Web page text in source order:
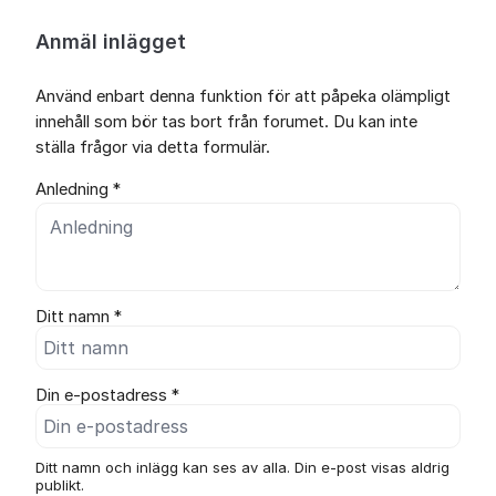
Anmäl inlägget
Använd enbart denna funktion för att påpeka olämpligt
innehåll som bör tas bort från forumet. Du kan inte
ställa frågor via detta formulär.
Anledning *
Ditt namn *
Din e-postadress *
Ditt namn och inlägg kan ses av alla. Din e-post visas aldrig
publikt.